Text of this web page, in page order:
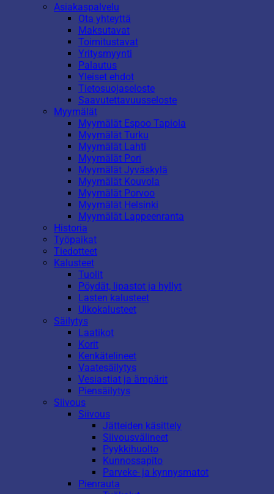
Asiakaspalvelu
Ota yhteyttä
Maksutavat
Toimitustavat
Yritysmyynti
Palautus
Yleiset ehdot
Tietosuojaseloste
Saavutettavuusseloste
Myymälät
Myymälät Espoo Tapiola
Myymälät Turku
Myymälät Lahti
Myymälät Pori
Myymälät Jyväskylä
Myymälät Kouvola
Myymälät Porvoo
Myymälät Helsinki
Myymälät Lappeenranta
Historia
Työpaikat
Tiedotteet
Kalusteet
Tuolit
Pöydät, lipastot ja hyllyt
Lasten kalusteet
Ulkokalusteet
Säilytys
Laatikot
Korit
Kenkätelineet
Vaatesäilytys
Vesiastiat ja ämpärit
Piensäilytys
Siivous
Siivous
Jätteiden käsittely
Siivousvälineet
Pyykkihuolto
Kunnossapito
Parveke- ja kynnysmatot
Pienrauta